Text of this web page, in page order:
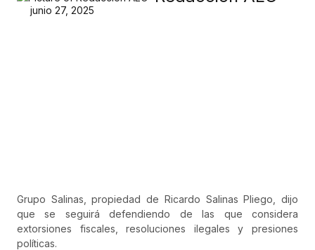
junio 27, 2025
Grupo Salinas, propiedad de Ricardo Salinas Pliego, dijo
que se seguirá defendiendo de las que considera
extorsiones fiscales, resoluciones ilegales y presiones
políticas.